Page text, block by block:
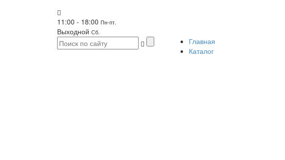
11:00 - 18:00 Пн-пт.
Выходной Сб.
Главная
Каталог